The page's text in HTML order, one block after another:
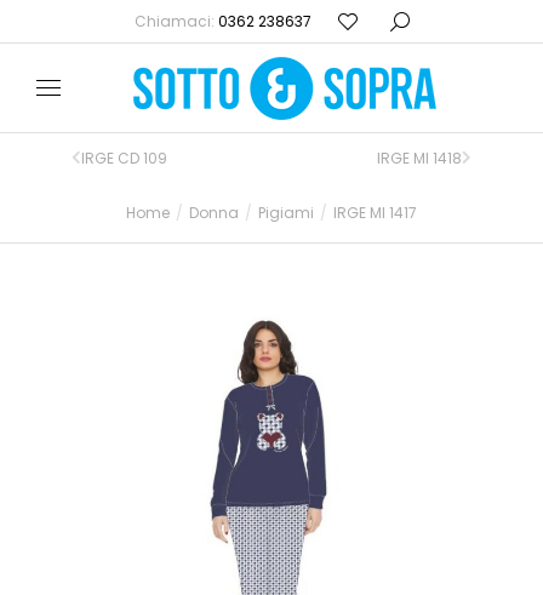
Chiamaci: 0362 238637
Home Donna Pigiami IRGE MI 1417
IRGE CD 109 IRGE MI 1418